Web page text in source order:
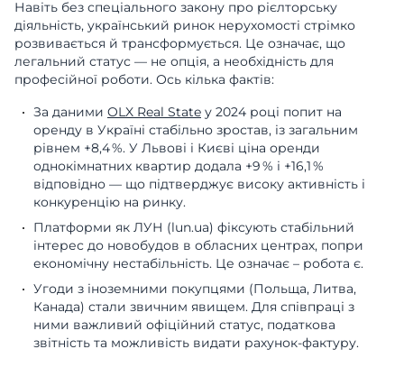
Навіть без спеціального закону про рієлторську
діяльність, український ринок нерухомості стрімко
розвивається й трансформується. Це означає, що
легальний статус — не опція, а необхідність для
професійної роботи. Ось кілька фактів:
За даними OLX Real State у 2024 році попит на
оренду в Україні стабільно зростав, із загальним
рівнем +8,4 %. У Львові і Києві ціна оренди
однокімнатних квартир додала +9 % і +16,1 %
відповідно — що підтверджує високу активність і
конкуренцію на ринку.
Платформи як ЛУН (lun.ua) фіксують стабільний
інтерес до новобудов в обласних центрах, попри
економічну нестабільність. Це означає – робота є.
Угоди з іноземними покупцями (Польща, Литва,
Канада) стали звичним явищем. Для співпраці з
ними важливий офіційний статус, податкова
звітність та можливість видати рахунок-фактуру.